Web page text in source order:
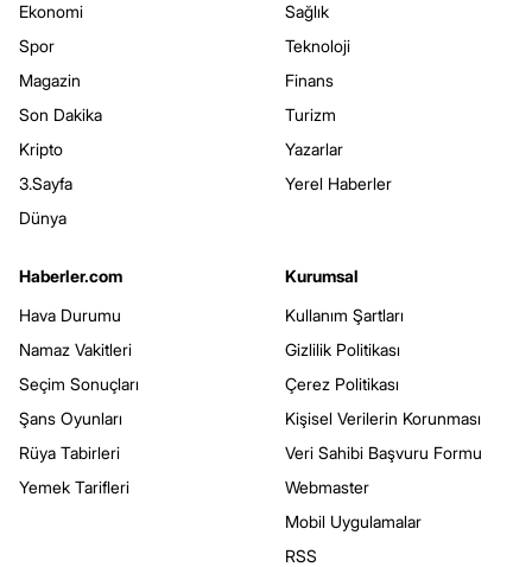
Ekonomi
Spor
Magazin
Son Dakika
Kripto
3.Sayfa
Dünya
Sağlık
Teknoloji
Finans
Turizm
Yazarlar
Yerel Haberler
Haberler.com
Hava Durumu
Namaz Vakitleri
Seçim Sonuçları
Şans Oyunları
Rüya Tabirleri
Yemek Tarifleri
Kurumsal
Kullanım Şartları
Gizlilik Politikası
Çerez Politikası
Kişisel Verilerin Korunması
Veri Sahibi Başvuru Formu
Webmaster
Mobil Uygulamalar
RSS